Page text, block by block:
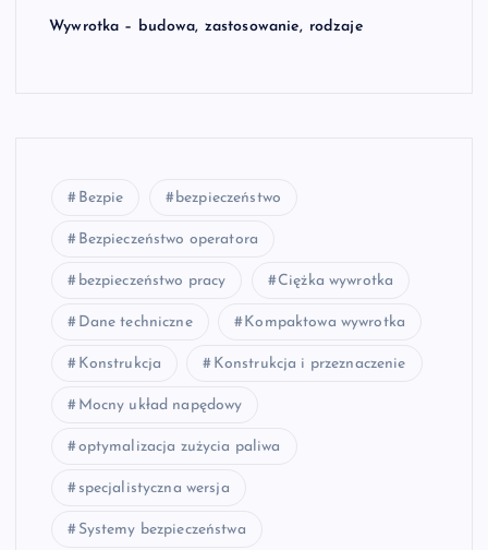
Wywrotka – budowa, zastosowanie, rodzaje
Bezpie bezpieczeństwo
Bezpieczeństwo operatora
bezpieczeństwo pracy Ciężka wywrotka
Dane techniczne Kompaktowa wywrotka
Konstrukcja Konstrukcja i przeznaczenie
Mocny układ napędowy
optymalizacja zużycia paliwa
specjalistyczna wersja
Systemy bezpieczeństwa